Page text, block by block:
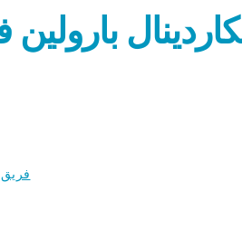
بارولين في
فريق